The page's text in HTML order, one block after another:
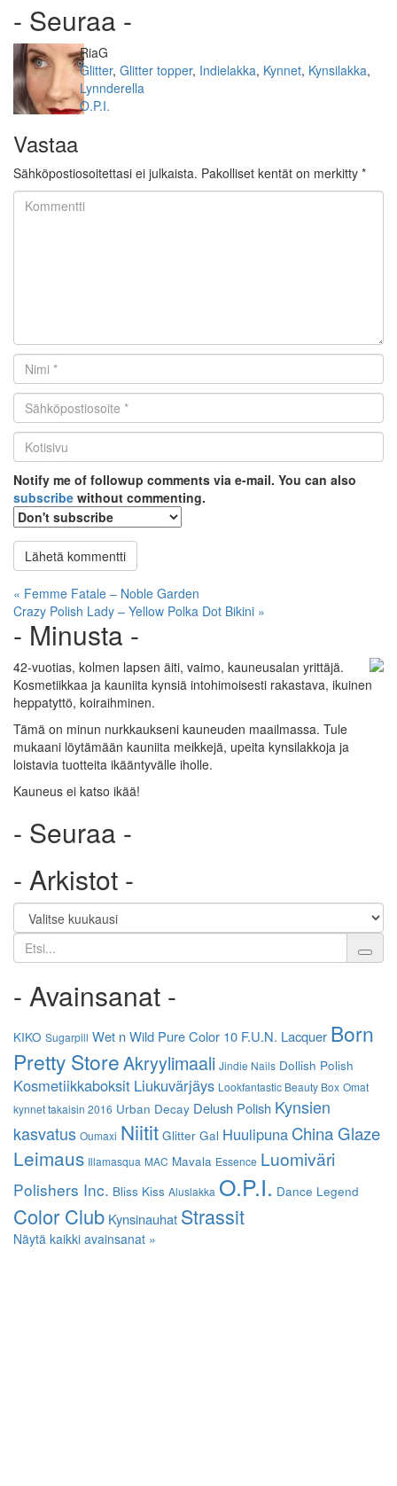
- Seuraa -
Kirjoittaja
RiaG
Kategoriat
Glitter, Glitter topper, Indielakka, Kynnet, Kynsilakka,
Lynnderella
Avainsanat
O.P.I.
Vastaa
Sähköpostiosoitettasi ei julkaista. Pakolliset kentät on merkitty *
Kommentti
Nimi
*
Email
*
Kotisivu
*
Notify me of followup comments via e-mail. You can also
subscribe without commenting.
Artikkelien
selaus
« Femme Fatale – Noble Garden
Crazy Polish Lady – Yellow Polka Dot Bikini »
- Minusta -
42-vuotias, kolmen lapsen äiti, vaimo, kauneusalan yrittäjä.
Kosmetiikkaa ja kauniita kynsiä intohimoisesti rakastava, ikuinen
heppatyttö, koiraihminen.
Tämä on minun nurkkaukseni kauneuden maailmassa. Tule
mukaani löytämään kauniita meikkejä, upeita kynsilakkoja ja
loistavia tuotteita ikääntyvälle iholle.
Kauneus ei katso ikää!
- Seuraa -
- Arkistot -
Etsi
- Avainsanat -
KIKO Sugarpill Wet n Wild Pure Color 10 F.U.N. Lacquer Born
Pretty StoreAkryylimaali Jindie Nails Dollish Polish
Kosmetiikkaboksit Liukuvärjäys Lookfantastic Beauty Box Omat
kynnet takaisin 2016 Urban Decay Delush Polish Kynsien
kasvatus Oumaxi Niitit Glitter Gal Huulipuna China Glaze
Leimaus Illamasqua MAC Mavala Essence Luomiväri
Polishers Inc. Bliss Kiss Aluslakka O.P.I. Dance Legend
Color Club Kynsinauhat Strassit
Näytä kaikki avainsanat »